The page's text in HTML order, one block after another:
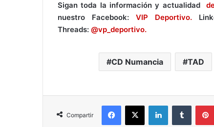
Sigan toda la información y actualidad
nuestro Facebook: VIP Deportivo.
Threads: @vp_deportivo.
CD Numancia TAD
Compartir